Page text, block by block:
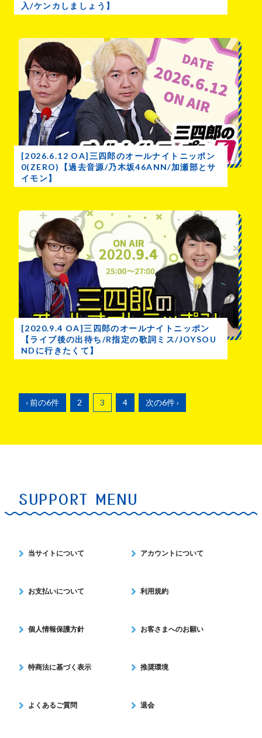
入/ケンカしましょう】
[2026.6.12 OA]三四郎のオールナイトニッポン
0(ZERO)【過去音源/乃木坂46ANN/加瀬部とサ
イモン】
[2020.9.4 OA]三四郎のオールナイトニッポン
【ライブ後の出待ち/R指定の歌詞ミス/JOYSOU
NDに行きたくて】
‹ 前の6件 2 3 4 次の6件 ›
SUPPORT MENU
当サイトについて アカウントについて
お支払いについて 利用規約
個人情報保護方針 お客さまへのお願い
特商法に基づく表示 推奨環境
よくあるご質問 退会